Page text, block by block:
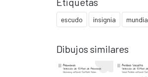
escudo insignia
Dibujos similares